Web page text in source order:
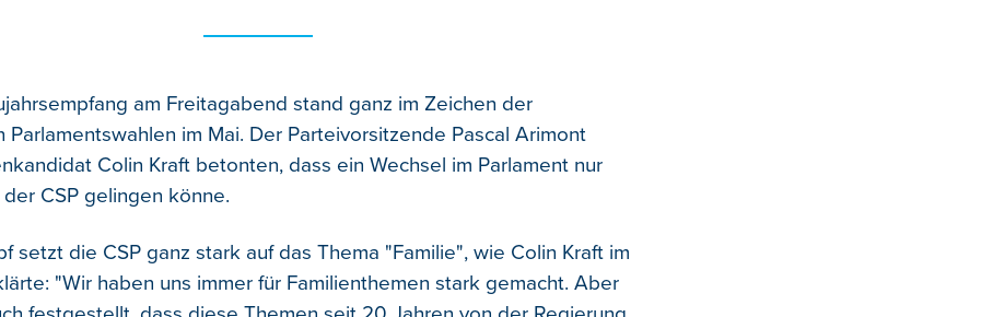
am Freitagabend stand ganz im Zeichen der
Parlamentswahlen im Mai. Der Parteivorsitzende Pascal Arimont
Colin Kraft betonten, dass ein Wechsel im Parlament nur
CSP gelingen könne.
setzt die CSP ganz stark auf das Thema "Familie", wie Colin Kraft im
"Wir haben uns immer für Familienthemen stark gemacht. Aber